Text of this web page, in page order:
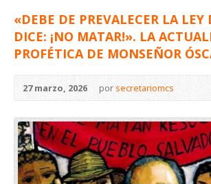
«DEBE DE PREVALECER LA LEY
DICE: ¡NO MATAR!». LA
PROFÉTICA DE MONSEÑOR
27 marzo, 2026 por secretariomcs